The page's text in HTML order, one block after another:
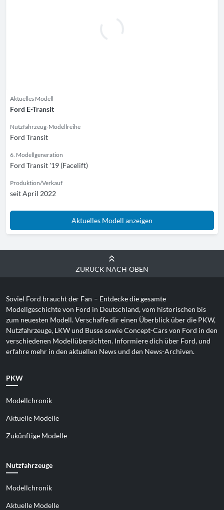
Aktuelles Modell
Ford E-Transit
Nutzfahrzeug-Modellreihe
Ford Transit
6. Modellgeneration
Ford Transit '19 (Facelift)
Produktion/Verkauf
seit April 2022
Aktuelles Modell anzeigen
ZURÜCK NACH OBEN
Soviel Ford braucht der Fan – Entdecke die gesamte
Modellgeschichte von Ford in Deutschland, vom historischen bis
zum neuesten Modell. Verschaffe dir einen Überblick über die PKW,
Nutzfahrzeuge, LKW und Busse sowie Concept-Cars von Ford in den
verschiedenen Modellübersichten. Informiere dich über Ford, und
erfahre mehr in den aktuellen News und den News-Archiven.
PKW
Modellchronik
Aktuelle Modelle
Zukünftige Modelle
Nutzfahrzeuge
Modellchronik
Aktuelle Modelle